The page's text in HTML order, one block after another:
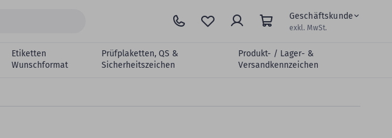
Geschäftskunde
exkl. MwSt.
Etiketten
Wunschformat
Prüfplaketten, QS &
Sicherheitszeichen
Produkt- / Lager- &
Versandkennzeichen